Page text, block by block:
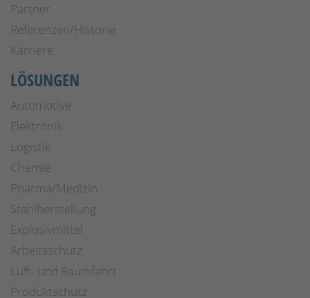
Partner
Referenzen/Historie
Karriere
LÖSUNGEN
Automotive
Elektronik
Logistik
Chemie
Pharma/Medizin
Stahlherstellung
Explosivmittel
Arbeitsschutz
Luft- und Raumfahrt
Produktschutz